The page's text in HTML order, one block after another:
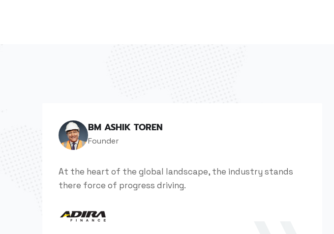
At the heart of the global landscape, the industry stands
there force of progress driving.
BM ASHIK TOREN
Founder